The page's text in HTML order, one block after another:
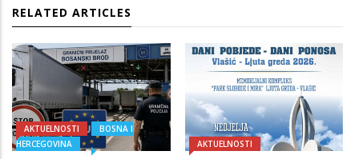
RELATED ARTICLES
AKTUELNOSTI
BOSNA I
HERCEGOVINA
AKTUELNOSTI